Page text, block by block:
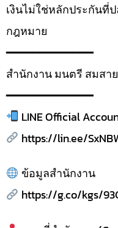
เงินไม่ใช่หลักประกันที่
กฎหมาย
━━━━━━━━━━━━━
สำนักงาน มนตรี สมสา
━━━━━━━━━━━━━
LINE Official
https://lin.ee/
ข้อมูลสำนักงาน
https://g.co/kgs/